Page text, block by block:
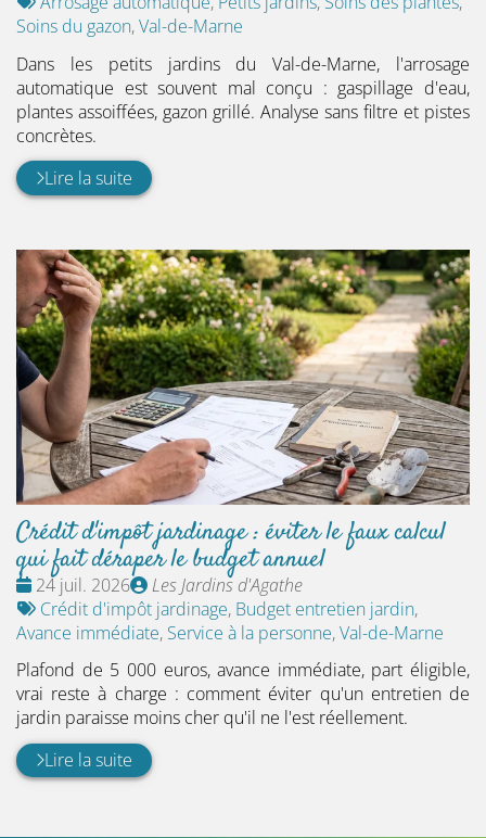
:
Soins du gazon,Val-de-Marne
Dans les petits jardins du Val-de-Marne, l'arrosage
automatique est souvent mal conçu : gaspillage d'eau,
plantes assoiffées, gazon grillé. Analyse sans filtre et pistes
concrètes.
Lire la suite
Crédit d'impôt jardinage : éviter le faux calcul
qui fait déraper le budget annuel
Date
:
24 juil. 2026
Publié
par
Les Jardins d'Agathe
Tags
:
Crédit d'impôt jardinage, Budget entretien jardin,
Avance immédiate, Service à la personne,Val-de-Marne
Plafond de 5 000 euros, avance immédiate, part éligible,
vrai reste à charge : comment éviter qu'un entretien de
jardin paraisse moins cher qu'il ne l'est réellement.
Lire la suite